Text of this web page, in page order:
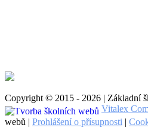
Copyright © 2015 - 2026 | Základní
Vitalex
webů | Prohlášení o přísupnosti |